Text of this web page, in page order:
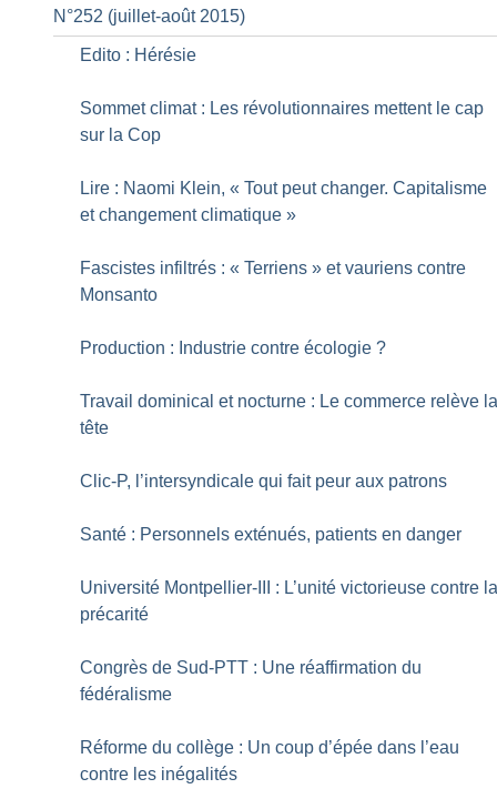
N°252 (juillet-août 2015)
Edito : Hérésie
Sommet climat : Les révolutionnaires mettent le cap
sur la Cop
Lire : Naomi Klein, « Tout peut changer. Capitalisme
et changement climatique »
Fascistes infiltrés : « Terriens » et vauriens contre
Monsanto
Production : Industrie contre écologie ?
Travail dominical et nocturne : Le commerce relève
tête
Clic-P, l’intersyndicale qui fait peur aux patrons
Santé : Personnels exténués, patients en danger
Université Montpellier-III : L’unité victorieuse contre
précarité
Congrès de Sud-PTT : Une réaffirmation du
fédéralisme
Réforme du collège : Un coup d’épée dans l’eau
contre les inégalités